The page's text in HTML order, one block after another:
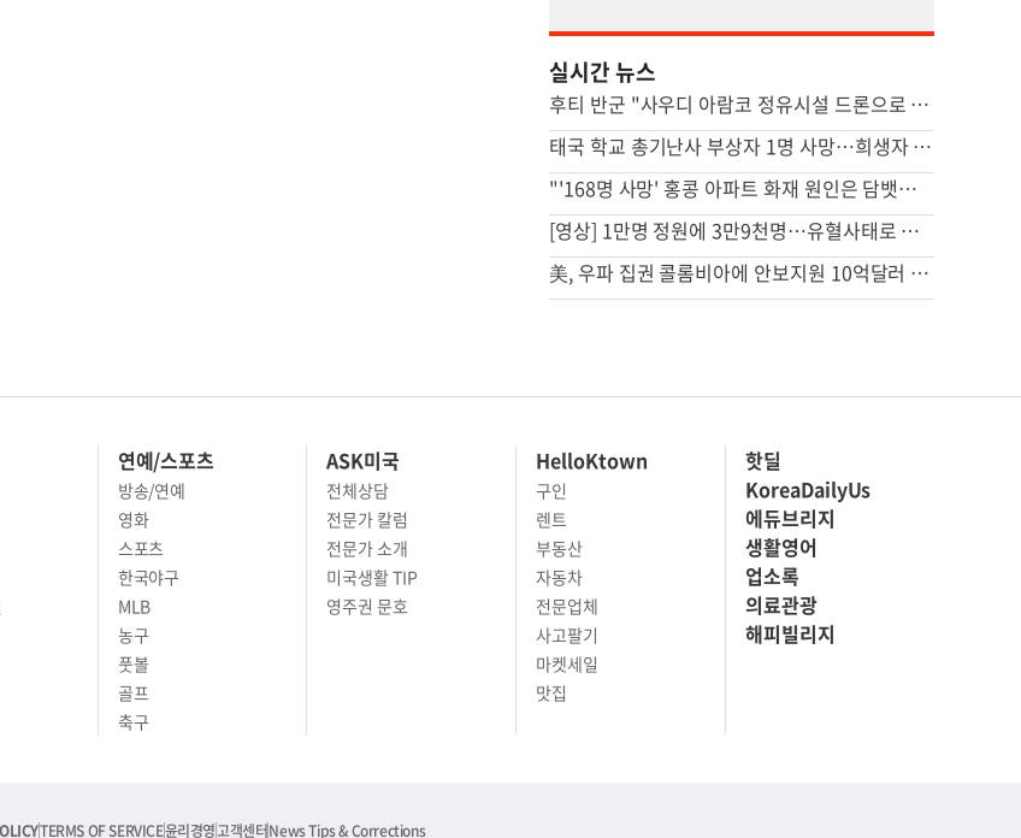
실시간 뉴스
후티 반군 "사우디 아람코 정유시설 드론으로 타격"(종합)
태국 학교 총기난사 부상자 1명 사망…희생자 8명으로 늘어
"'168명 사망' 홍콩 아파트 화재 원인은 담뱃불"…조사결과 발표
[영상] 1만명 정원에 3만9천명…유혈사태로 번진 스리랑카 교도소 폭동
美, 우파 집권 콜롬비아에 안보지원 10억달러 제공키로
연예/스포츠
방송/연예
영화
스포츠
한국야구
MLB
농구
풋볼
골프
축구
ASK미국
전체상담
전문가 칼럼
전문가 소개
미국생활 TIP
영주권 문호
HelloKtown
구인
렌트
부동산
자동차
전문업체
사고팔기
마켓세일
맛집
핫딜
KoreaDailyUs
에듀브리지
생활영어
업소록
의료관광
해피빌리지
TERMS OF SERVICE윤리경영고객센터News Tips & Corrections